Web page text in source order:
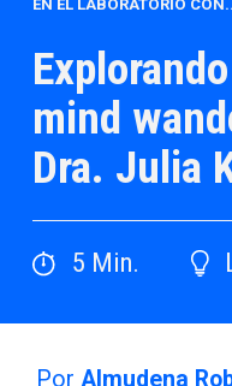
EN EL LABORATORIO
mind
Dra. Julia
5 Min.
PorAlmudena